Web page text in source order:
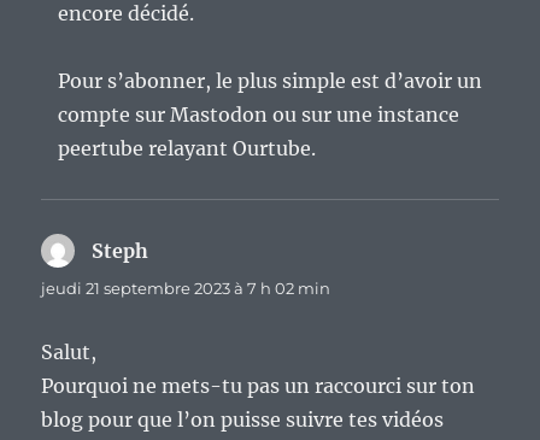
encore décidé.
Pour s’abonner, le plus simple est d’avoir un
compte sur Mastodon ou sur une instance
peertube relayant Ourtube.
Steph
jeudi 21 septembre 2023 à 7 h 02 min
Salut,
Pourquoi ne mets-tu pas un raccourci sur ton
blog pour que l’on puisse suivre tes vidéos